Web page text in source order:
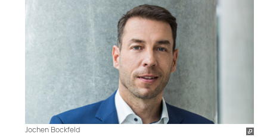
Jochen Bockfeld